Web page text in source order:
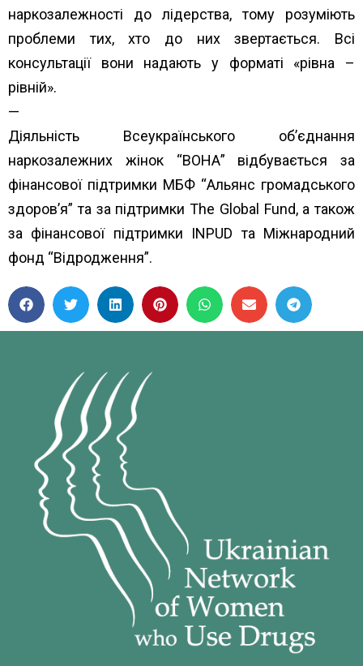
наркозалежності до лідерства, тому розуміють
проблеми тих, хто до них звертається. Всі
консультації вони надають у форматі «рівна –
рівній».
—
Діяльність Всеукраїнського об’єднання
наркозалежних жінок “ВОНА” відбувається за
фінансової підтримки МБФ “Альянс громадського
здоров’я”та за підтримки The Global Fund, а також
за фінансової підтримки INPUD та Міжнародний
фонд “Відродження”.